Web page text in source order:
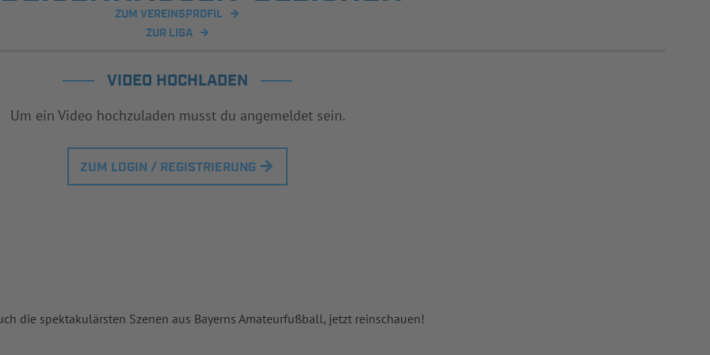
ZUM VEREINSPROFIL
ZUR LIGA
VIDEO HOCHLADEN
Um ein Video hochzuladen musst du angemeldet sein.
ZUM LOGIN / REGISTRIERUNG
die spektakulärsten Szenen aus Bayerns Amateurfußball, jetzt reinschauen!